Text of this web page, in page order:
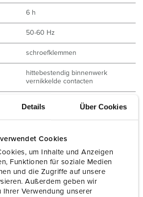
Details Über Cookies
Cookies
um Inhalte und Anzeigen
Funktionen für soziale Medien
und die Zugriffe auf unsere
Außerdem geben wir
Ihrer Verwendung unserer
6 h
50-60 Hz
schroefklemmen
hittebestendig binnenwerk
vernikkelde contacten
1400 g
CB Zertifikat
VDE
EAC